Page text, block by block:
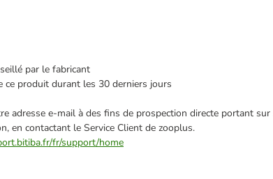
par le fabricant
ce produit durant les 30 derniers jours
adresse e‑mail à des fins de prospection directe portant
en contactant le Service Client de zooplus.
fr/support/home